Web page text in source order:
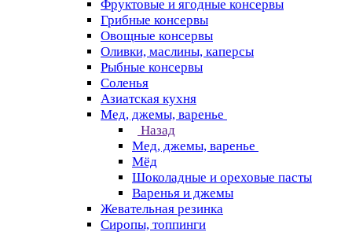
Фруктовые и ягодные консервы
Грибные консервы
Овощные консервы
Оливки, маслины, каперсы
Рыбные консервы
Соленья
Азиатская кухня
Мед, джемы, варенье
Назад
Мед, джемы, варенье
Мёд
Шоколадные и ореховые пасты
Варенья и джемы
Жевательная резинка
Сиропы, топпинги